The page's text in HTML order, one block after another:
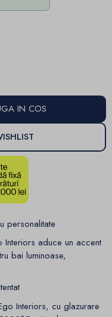
IN COS
personalitate
aduce un accent
bai luminoase,
Interiors, cu glazurare